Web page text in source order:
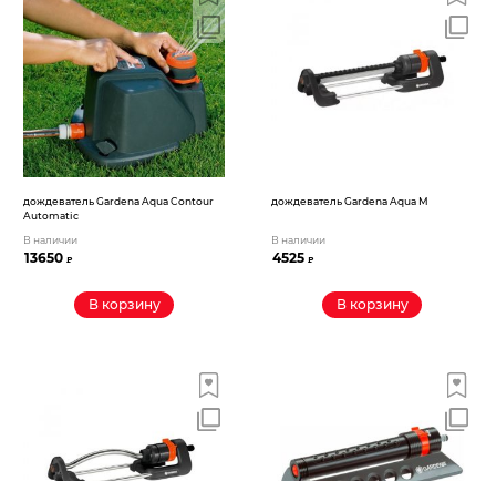
дождеватель Gardena Aqua Contour
Automatic
В наличии
13650₽
В корзину
дождеватель Gardena Aqua M
В наличии
4525₽
В корзину